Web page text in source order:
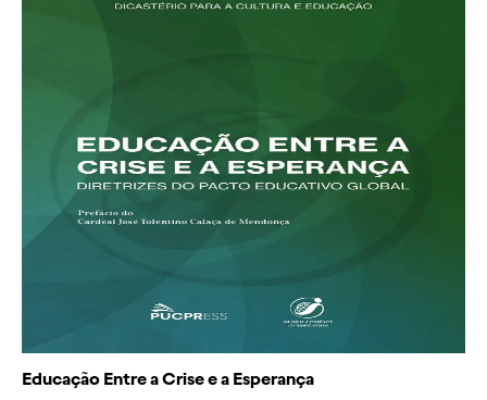
Educação Entre a Crise e a Esperança